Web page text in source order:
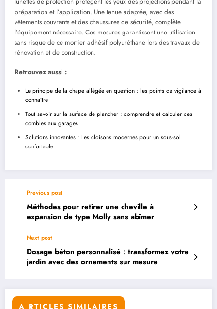
préparation et l’application. Une tenue adaptée, avec des
vêtements couvrants et des chaussures de sécurité, complète
l’équipement nécessaire. Ces mesures garantissent une utilisation
sans risque de ce mortier adhésif polyuréthane lors des travaux de
rénovation et de construction.
Retrouvez aussi :
Le principe de la chape allégée en question : les points de vigilance à
connaître
Tout savoir sur la surface de plancher : comprendre et calculer des
combles aux garages
Solutions innovantes : Les cloisons modernes pour un sous-sol
confortable
Previous post
Méthodes pour retirer une cheville à
expansion de type Molly sans abîmer
Next post
Dosage béton personnalisé : transformez votre
jardin avec des ornements sur mesure
A RTICLES SIMILAIRES